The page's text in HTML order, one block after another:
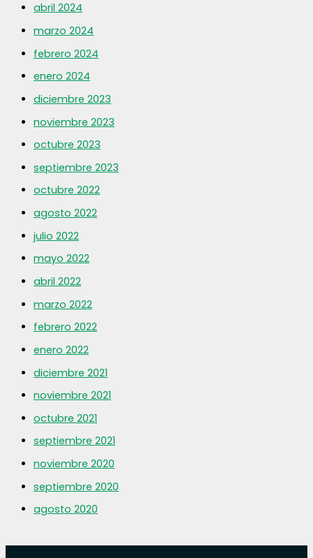
abril 2024
marzo 2024
febrero 2024
enero 2024
diciembre 2023
noviembre 2023
octubre 2023
septiembre 2023
octubre 2022
agosto 2022
julio 2022
mayo 2022
abril 2022
marzo 2022
febrero 2022
enero 2022
diciembre 2021
noviembre 2021
octubre 2021
septiembre 2021
noviembre 2020
septiembre 2020
agosto 2020